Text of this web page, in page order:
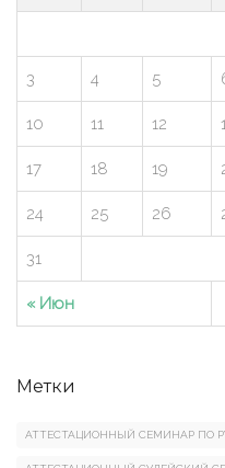
« Июн
3 4 5
10 11 12
17 18 19
24 25 26
31
Метки
АТТЕСТАЦИОННЫЙ СЕМИНАР ПО